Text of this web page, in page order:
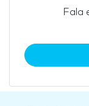
Fala